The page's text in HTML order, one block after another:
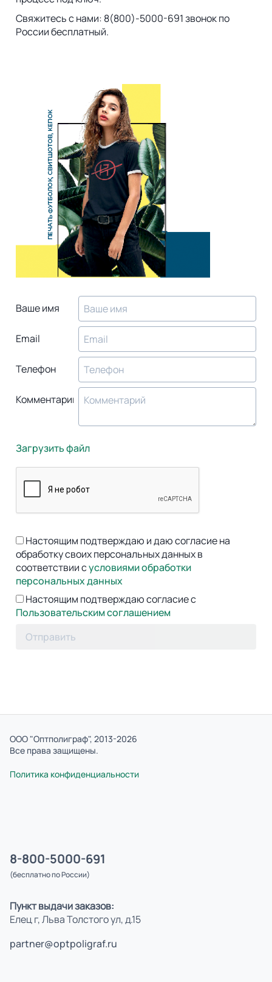
Свяжитесь с нами: 8(800)-5000-691 звонок по
России бесплатный.
Ваше имя
Email
Телефон
Комментарий
Загрузить файл
Настоящим подтверждаю и даю согласие на
обработку своих персональных данных в
соответствии сусловиями обработки
персональных данных
Настоящим подтверждаю согласие с
Пользовательским соглашением
Отправить
ООО "Оптполиграф", 2013-2026
Все права защищены.
Политика конфиденциальности
8-800-5000-691
(бесплатно по России)
Пункт выдачи заказов:
Елец г, Льва Толстого ул, д.15
partner@optpoligraf.ru